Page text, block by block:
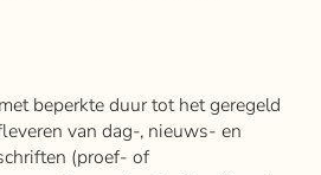
beperkte duur tot het geregeld
van dag-, nieuws- en
(proef- of